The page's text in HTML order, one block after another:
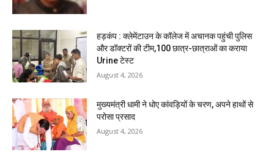
हड़कंप : क्लेमेंटाउन के कॉलेज में अचानक पहुंची पुलिस
और डॉक्टरों की टीम,100 छात्र-छात्राओं का कराया
Urine टेस्ट
August 4, 2026
मुख्यमंत्री धामी ने धोए कांवड़ियों के चरण, अपने हाथों से
परोसा प्रसाद
August 4, 2026